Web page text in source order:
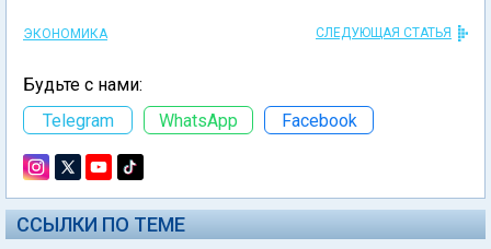
ЭКОНОМИКА СЛЕДУЮЩАЯ СТАТЬЯ
Будьте с нами:
Telegram
WhatsApp Facebook
ССЫЛКИ ПО ТЕМЕ